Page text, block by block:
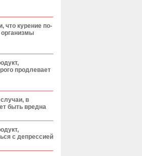
что курение по-
продлевает
в
быть вредна
с депрессией